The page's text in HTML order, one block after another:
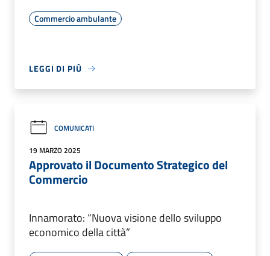
Commercio ambulante
LEGGI DI PIÙ
COMUNICATI
19 MARZO 2025
Approvato il Documento Strategico del
Commercio
Innamorato: “Nuova visione dello sviluppo
economico della città”